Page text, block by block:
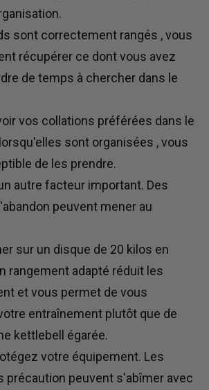
sont correctement rangés , vous
récupérer ce dont vous avez
de temps à chercher dans le
vos collations préférées dans le
lorsqu'elles sont organisées ,vous
de les prendre.
autre facteur important. Des
peuvent mener au
sur un disque de 20 kilos en
rangement adapté réduit les
et vous permet de vous
entraînement plutôt que de
kettlebell égarée.
votre équipement. Les
précaution peuvent s'abîmer avec